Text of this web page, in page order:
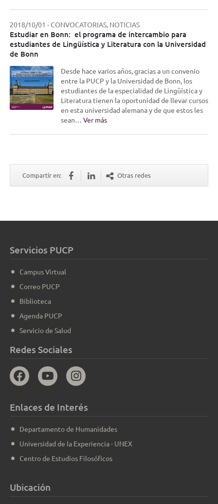
2018/10/01 - CONVOCATORIAS, NOTICIAS
Estudiar en Bonn: el programa de intercambio para
estudiantes de Lingüística y Literatura con la Universidad
de Bonn
Desde hace varios años, gracias a un convenio
entre la PUCP y la Universidad de Bonn, los
estudiantes de la especialidad de Lingüística y
Literatura tienen la oportunidad de llevar cursos
en esta universidad alemana y de que estos les
sean… Ver más
Compartir en: Otras redes
Servicios PUCP
Campus Virtual
Correo PUCP
Biblioteca
Agenda PUCP
Servicio de Salud
Redes Sociales
Enlaces de Interés
Departamento de Humanidades
Universidad de la Experiencia - UNEX
Centro de Estudios Filosóficos
Ubicación